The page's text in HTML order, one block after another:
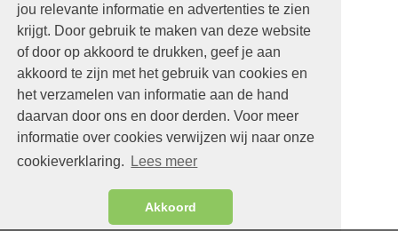
jou relevante informatie en advertenties te zien
krijgt. Door gebruik te maken van deze website
of door op akkoord te drukken, geef je aan
akkoord te zijn met het gebruik van cookies en
het verzamelen van informatie aan de hand
daarvan door ons en door derden. Voor meer
informatie over cookies verwijzen wij naar onze
cookieverklaring.
Lees meer
Akkoord